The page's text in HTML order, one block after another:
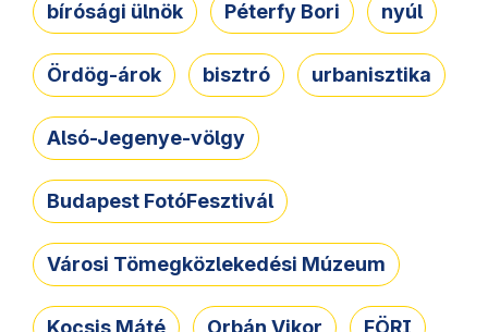
bírósági ülnök Péterfy Bori nyúl
Ördög-árok bisztró urbanisztika
Alsó-Jegenye-völgy
Budapest FotóFesztivál
Városi Tömegközlekedési Múzeum
Kocsis Máté Orbán Vikor FÖRI